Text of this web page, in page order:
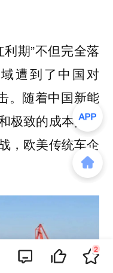
期”不但完全落
遭到了中国对
。随着中国新能
极致的成本控制
，欧美传统车企
2